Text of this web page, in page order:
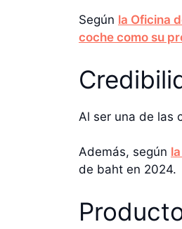
Según la Oficina
coche como su
Al ser una de las
Además, según
de baht en 2024.